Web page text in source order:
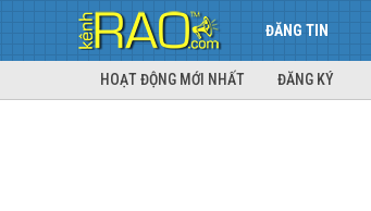
ĐĂNG TIN
HOẠT ĐỘNG MỚI NHẤT ĐĂNG KÝ